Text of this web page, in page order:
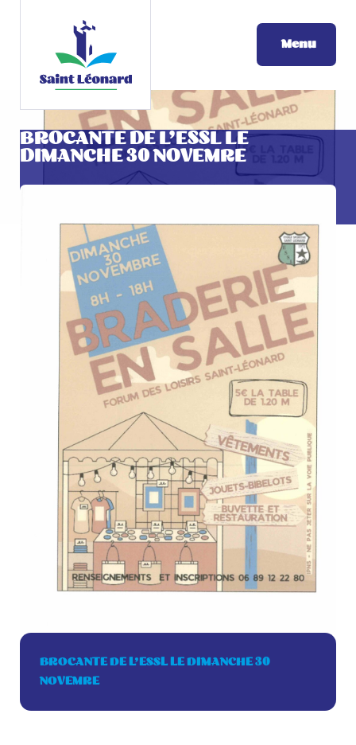
Menu
BROCANTE DE L’ESSL LE
DIMANCHE 30 NOVEMRE
BROCANTE DE L’ESSL LE DIMANCHE 30
NOVEMRE